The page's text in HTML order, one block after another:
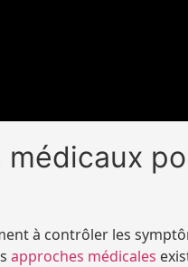
à contrôler les
approches médicales